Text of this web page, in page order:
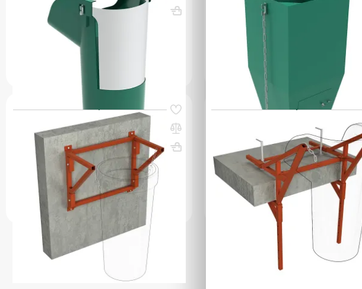
ВхШхГ, мм: 1200х734
Вес, кг: 14
(0)
1 424 000 сум
ВхШхГ, мм: 1100х500х586
Вес,
4 275 000 сум
q_108257 В КОРЗИНУ
Кронштейн для мусоросбросов,
крепление к стене
ВхШхГ, мм: 730х500х890
Вес, кг: 18
1 412 000 сум
q_108242 В КОРЗИНУ
60797
ВхШхГ, мм: 1510х1025х905
Вес,
(0)
2 599 000 сум
q_108243 В КОРЗИНУ